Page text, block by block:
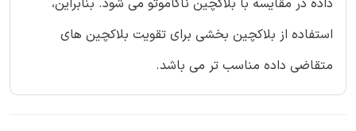
داده در مقایسه با بلاکچین ناکاموتو می شود. بنابراین،
استفاده از بلاکچین بخشی برای تقویت بلاکچین های
متقاضی داده مناسب تر می باشد.